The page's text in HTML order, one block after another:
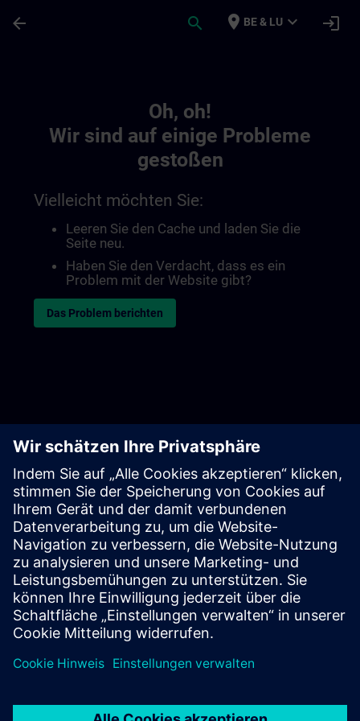
arrow_back search place BE & LU expand_more login
Oh, oh!
Wir sind auf einige Probleme
gestoßen
Vielleicht möchten Sie:
Leeren Sie den Cache und laden Sie die
Seite neu.
Haben Sie den Verdacht, dass es ein
Problem mit der Website gibt?
Das Problem berichten